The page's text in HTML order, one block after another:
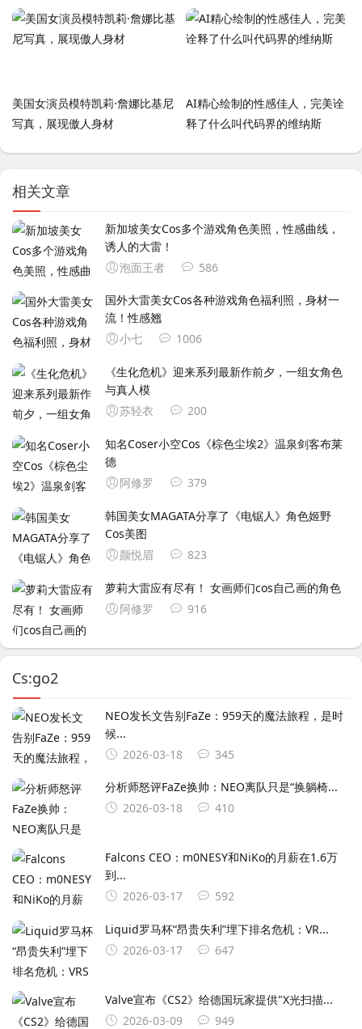
美国女演员模特凯莉·詹娜比基尼
写真，展现傲人身材
AI精心绘制的性感佳人，完美诠
释了什么叫代码界的维纳斯
相关文章
新加坡美女Cos多个游戏角色美照，性感曲线，
诱人的大雷！
泡面王者
586
国外大雷美女Cos各种游戏角色福利照，身材一
流！性感翘
小七
1006
《生化危机》迎来系列最新作前夕，一组女角色
与真人模
苏轻衣
200
知名Coser小空Cos《棕色尘埃2》温泉剑客布莱
德
阿修罗
379
韩国美女MAGATA分享了《电锯人》角色姬野
Cos美图
颜悦眉
823
萝莉大雷应有尽有！ 女画师们cos自己画的角色
阿修罗
916
Cs:go2
NEO发长文告别FaZe：959天的魔法旅程，是时
候...
2026-03-18
345
分析师怒评FaZe换帅：NEO离队只是“换躺椅...
2026-03-18
410
Falcons CEO：m0NESY和NiKo的月薪在1.6万
到...
2026-03-17
592
Liquid罗马杯“昂贵失利”埋下排名危机：VR...
2026-03-17
647
Valve宣布《CS2》给德国玩家提供"X光扫描...
2026-03-09
949